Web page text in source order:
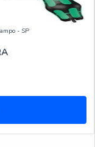
- SP